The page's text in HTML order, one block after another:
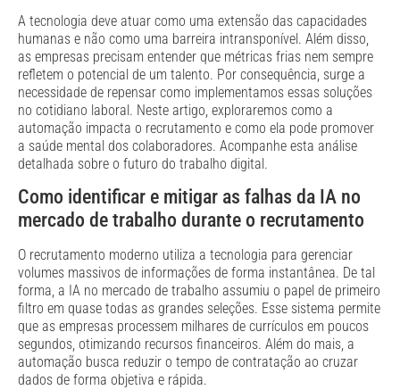
A tecnologia deve atuar como uma extensão das capacidades
humanas e não como uma barreira intransponível. Além disso,
as empresas precisam entender que métricas frias nem sempre
refletem o potencial de um talento. Por consequência, surge a
necessidade de repensar como implementamos essas soluções
no cotidiano laboral. Neste artigo, exploraremos como a
automação impacta o recrutamento e como ela pode promover
a saúde mental dos colaboradores. Acompanhe esta análise
detalhada sobre o futuro do trabalho digital.
Como identificar e mitigar as falhas da IA no
mercado de trabalho durante o recrutamento
O recrutamento moderno utiliza a tecnologia para gerenciar
volumes massivos de informações de forma instantânea. De tal
forma, a IA no mercado de trabalho assumiu o papel de primeiro
filtro em quase todas as grandes seleções. Esse sistema permite
que as empresas processem milhares de currículos em poucos
segundos, otimizando recursos financeiros. Além do mais, a
automação busca reduzir o tempo de contratação ao cruzar
dados de forma objetiva e rápida.